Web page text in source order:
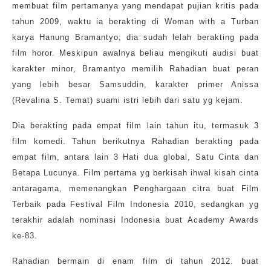
membuat film pertamanya yang mendapat pujian kritis pada
tahun 2009, waktu ia berakting di Woman with a Turban
karya Hanung Bramantyo; dia sudah lelah berakting pada
film horor. Meskipun awalnya beliau mengikuti audisi buat
karakter minor, Bramantyo memilih Rahadian buat peran
yang lebih besar Samsuddin, karakter primer Anissa
(Revalina S. Temat) suami istri lebih dari satu yg kejam.
Dia berakting pada empat film lain tahun itu, termasuk 3
film komedi. Tahun berikutnya Rahadian berakting pada
empat film, antara lain 3 Hati dua global, Satu Cinta dan
Betapa Lucunya. Film pertama yg berkisah ihwal kisah cinta
antaragama, memenangkan Penghargaan citra buat Film
Terbaik pada Festival Film Indonesia 2010, sedangkan yg
terakhir adalah nominasi Indonesia buat Academy Awards
ke-83.
Rahadian bermain di enam film di tahun 2012. buat